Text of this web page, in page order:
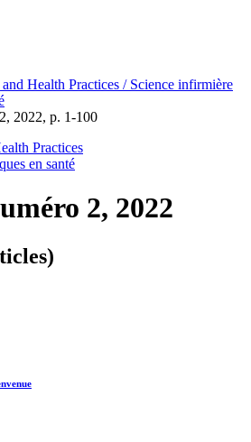
Health Practices / Science infirmière
2022, p. 1-100
Practices
en santé
2, 2022